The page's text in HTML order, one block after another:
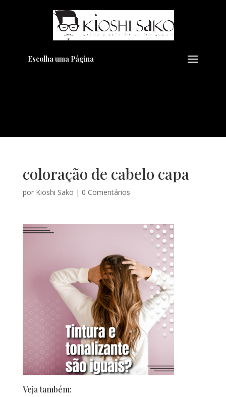
Escolha uma Página
coloração de cabelo capa
por Kioshi Sako | 0 Comentários
Veja também:
Pensando em transformar seu
Visual??